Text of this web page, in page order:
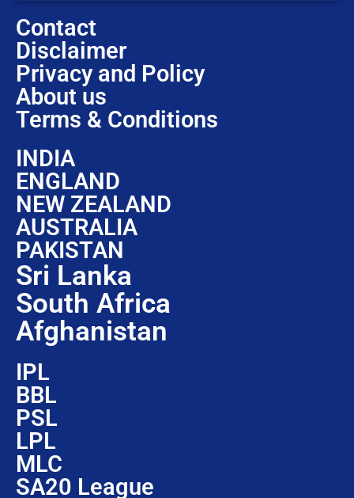
Contact
Disclaimer
Privacy and Policy
About us
Terms & Conditions
INDIA
ENGLAND
NEW ZEALAND
AUSTRALIA
PAKISTAN
Sri Lanka
South Africa
Afghanistan
IPL
BBL
PSL
LPL
MLC
SA20 League